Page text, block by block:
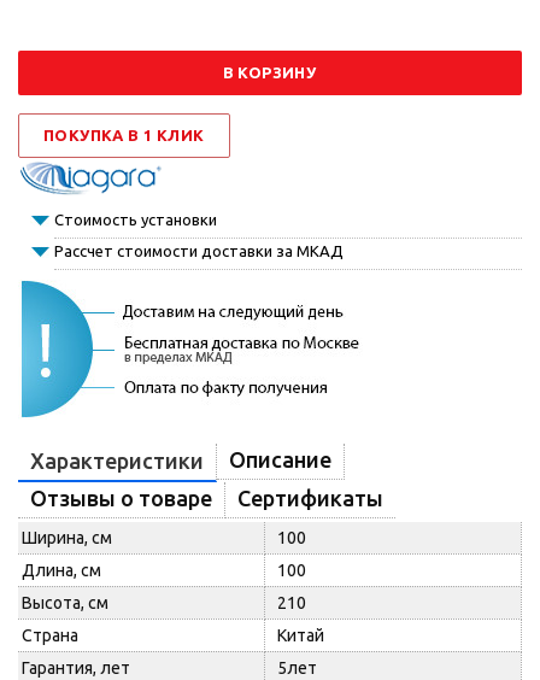
В КОРЗИНУ
ПОКУПКА В 1 КЛИК
Стоимость установки
Рассчет стоимости доставки за МКАД
Характеристики
Описание
Отзывы о товаре
Сертификаты
Ширина, см
100
Длина, см
100
Высота, см
210
Страна
Китай
Гарантия, лет
5лет